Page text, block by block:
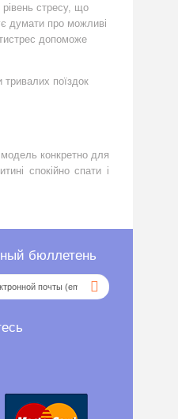
стресу, що
думати про можливі
допоможе
тривалих поїздок
конкретно для
спокійно спати і
бюллетень